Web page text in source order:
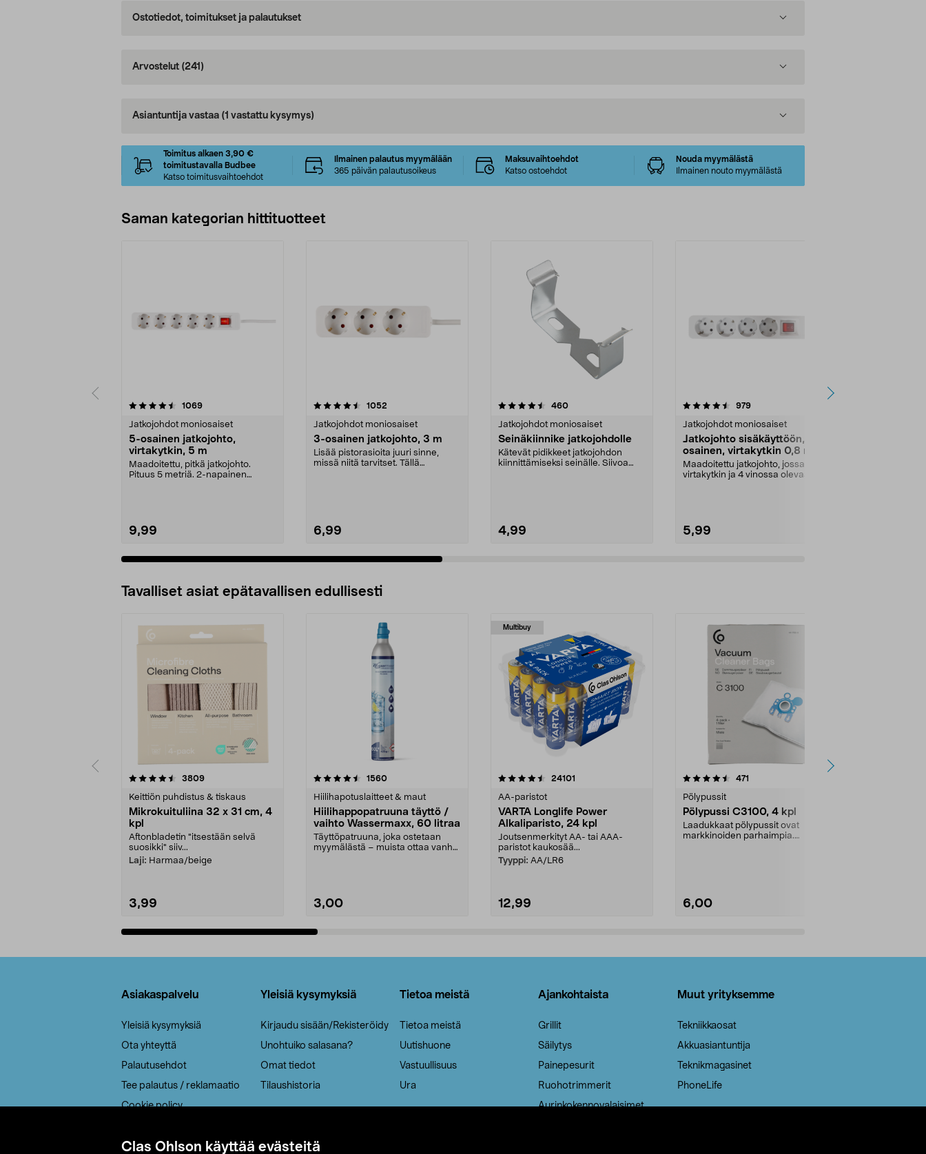
Clas Ohlson käyttää evästeitä
Ostotiedot, toimitukset ja palautukset
Arvostelut (241)
Asiantuntija vastaa (1 vastattu kysymys)
Toimitus alkaen 3,90 €
toimitustavalla Budbee
Katso toimitusvaihtoehdot
Ilmainen palautus myymälään
365 päivän palautusoikeus
Maksuvaihtoehdot
Katso ostoehdot
Nouda myymälästä
Ilmainen nouto myymälästä
Saman kategorian hittituotteet
1069arvostelut
Jatkojohdot moniosaiset
5-osainen jatkojohto,
virtakytkin, 5 m
Maadoitettu, pitkä jatkojohto.
Pituus 5 metriä. 2-napainen
9,99
4.5 viidestä
1052
Jatkojohdot moniosaiset
3-osainen jatkojohto, 3 m
Lisää pistorasioita juuri sinne,
missä niitä tarvitset. Tällä
6,99
4.5 viidestä
460arvostelut
Jatkojohdot moniosaiset
Seinäkiinnike jatkojohdolle
Kätevät pidikkeet jatkojohdon
kiinnittämiseksi seinälle. Siivoa
4,99
4.5 viidestä
979arvostelut
Jatkojohdot moniosaiset
Jatkojohto sisäkäyttöön, 4-
osainen, virtakytkin 0,8 m
Maadoitettu jatkojohto, jossa
virtakytkin ja 4 vinossa olevaa
5,99
4.5 viidestä
Tavalliset asiat epätavallisen edullisesti
3809arvostelut
Keittiön puhdistus & tiskaus
Mikrokuituliina 32 x 31 cm, 4
kpl
Aftonbladetin "itsestään selvä
suosikki" siiv...
Laji: Harmaa/beige
3,99
4.5viidestä
1560arvostelut
Hiilihapotuslaitteet & maut
Hiilihappopatruuna täyttö /
vaihto Wassermaxx, 60 litraa
Täyttöpatruuna, joka ostetaan
myymälästä – muista ottaa vanha
3,00
Multibuy
4.5viidestä
24101
AA-paristot
VARTA Longlife Power
Alkaliparisto, 24 kpl
Joutsenmerkityt AA- tai AAA-
paristot kaukosää...
Tyyppi: AA/LR6
12,99
4.5viidestä
471
Pölypussit
Pölypussi C3100, 4 kpl
Laadukkaat pölypussit ovat
markkinoiden parhaimpia.
6,00
4.5viidestä
Asiakaspalvelu
Yleisiä kysymyksiä
Ota yhteyttä
Palautusehdot
Tee palautus / reklamaatio
Cookie policy
Saavutettavuus
Yleisiä kysymyksiä
Kirjaudu sisään/Rekisteröidy
Unohtuiko salasana?
Omat tiedot
Tilaushistoria
Tietoa meistä
Tietoa meistä
Uutishuone
Vastuullisuus
Ura
Ajankohtaista
Grillit
Säilytys
Painepesurit
Ruohotrimmerit
Aurinkokennovalaisimet
Muut yrityksemme
Tekniikkaosat
Akkuasiantuntija
Teknikmagasinet
PhoneLife